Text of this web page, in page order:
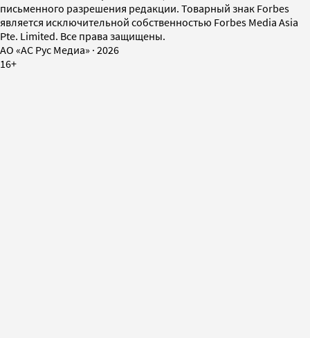
письменного разрешения редакции. Товарный знак Forbes
является исключительной собственностью Forbes Media Asia
Pte. Limited. Все права защищены.
AO «АС Рус Медиа» · 2026
16+